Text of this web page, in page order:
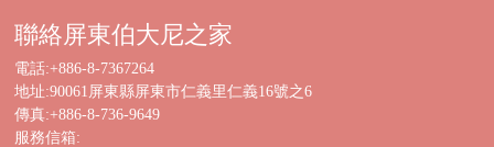
聯絡屏東伯大尼之家
電話:+886-8-7367264
地址:90061屏東縣屏東市仁義里仁義16號之6
傳真:+886-8-736-9649
服務信箱: